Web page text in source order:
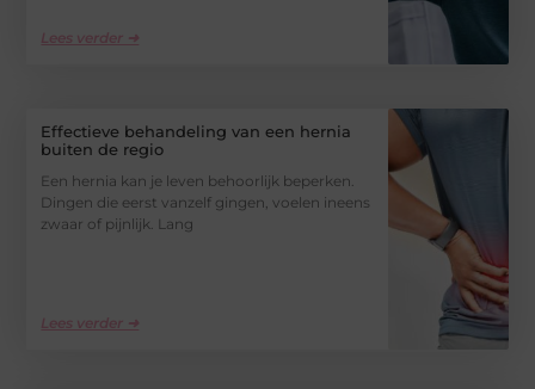
Lees verder ➜
Effectieve behandeling van een hernia
buiten de regio
Een hernia kan je leven behoorlijk beperken.
Dingen die eerst vanzelf gingen, voelen ineens
zwaar of pijnlijk. Lang
Lees verder ➜